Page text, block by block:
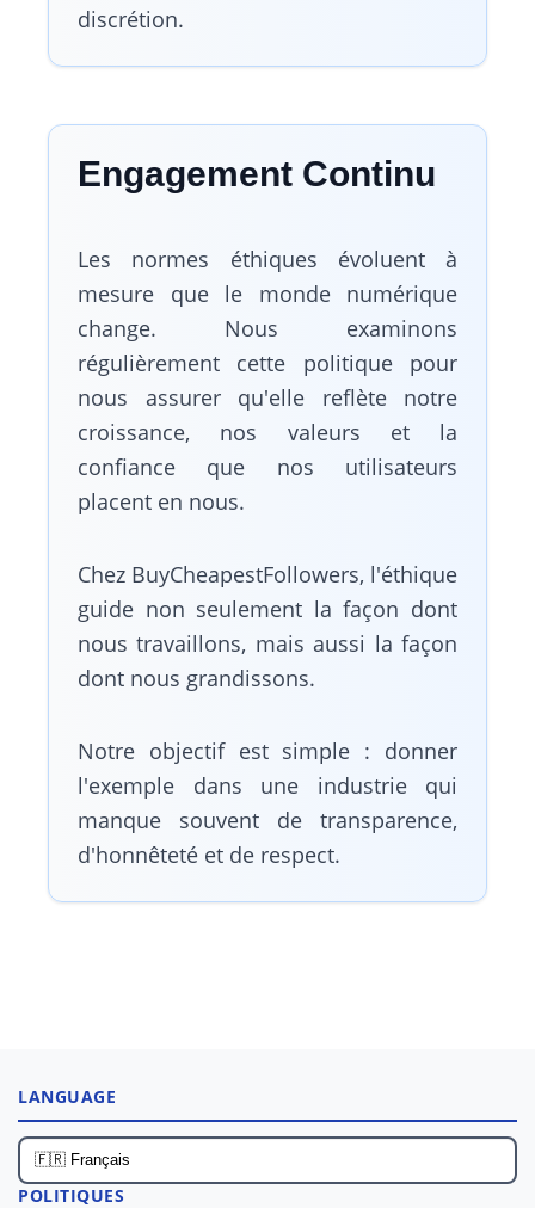
discrétion.
Engagement Continu
Les normes éthiques évoluent à
mesure que le monde numérique
change. Nous examinons
régulièrement cette politique pour
nous assurer qu'elle reflète notre
croissance, nos valeurs et la
confiance que nos utilisateurs
placent en nous.
Chez BuyCheapestFollowers, l'éthique
guide non seulement la façon dont
nous travaillons, mais aussi la façon
dont nous grandissons.
Notre objectif est simple : donner
l'exemple dans une industrie qui
manque souvent de transparence,
d'honnêteté et de respect.
LANGUAGE
POLITIQUES